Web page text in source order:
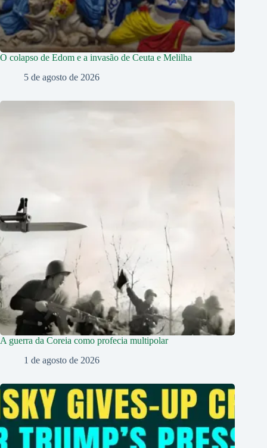
O colapso de Edom e a invasão de Ceuta e Melilha
5 de agosto de 2026
A guerra da Coreia como profecia multipolar
1 de agosto de 2026